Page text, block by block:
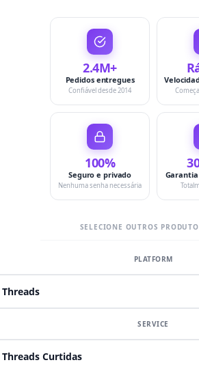
2.4M+
Pedidos entregues
Confiável desde 2014
100%
Seguro e privado
Nenhuma senha necessária
SELECIONE OUTROS
Threads
Threads Curtidas